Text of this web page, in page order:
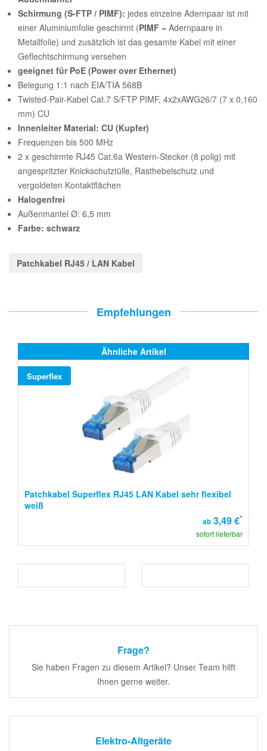
Schirmung (S-FTP / PIMF): jedes einzelne Adernpaar ist mit
einer Aluminiumfolie geschirmt (PIMF = Adernpaare in
Metallfolie) und zusätzlich ist das gesamte Kabel mit einer
Geflechtschirmung versehen
geeignet für PoE (Power over Ethernet)
Belegung 1:1 nach EIA/TIA 568B
Twisted-Pair-Kabel Cat.7 S/FTP PIMF, 4x2xAWG26/7 (7 x 0,160
mm) CU
Innenleiter Material: CU (Kupfer)
Frequenzen bis 500 MHz
2 x geschirmte RJ45 Cat.6a Western-Stecker (8 polig) mit
angespritzter Knickschutztülle, Rasthebelschutz und
vergoldeten Kontaktflächen
Halogenfrei
Außenmantel Ø: 6,5 mm
Farbe: schwarz
Patchkabel RJ45 / LAN Kabel
Empfehlungen
Ähnliche Artikel
Superflex
Patchkabel Superflex RJ45 LAN Kabel sehr flexibel
weiß
ab 3,49 €*
sofort lieferbar
Frage?
Sie haben Fragen zu diesem Artikel? Unser Team hilft
Ihnen gerne weiter.
Elektro-Altgeräte